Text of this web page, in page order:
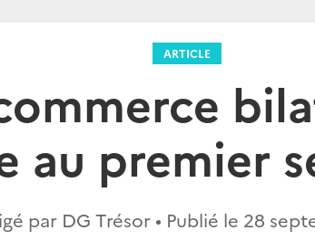
ARTICLE
au premier
par DG Trésor • Publié le 28